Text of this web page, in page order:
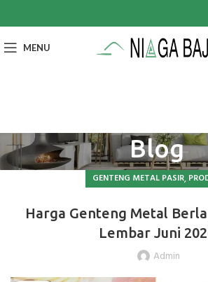
MENU
Blog
GENTENG METAL PASIR,
Harga Genteng Metal
Lembar Juni
Admin